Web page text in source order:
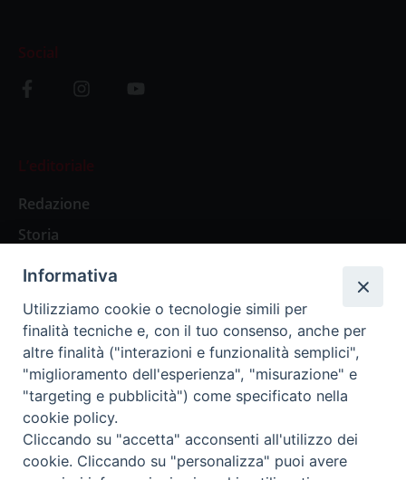
Social
L’editoriale
Redazione
Storia
Abbonamenti
Abbonamento Annuale Digitale
Abbonamento Annuale Cartaceo
Abbonamento Singola Copia Digitale
Informativa
Utilizziamo cookie o tecnologie simili per
finalità tecniche e, con il tuo consenso, anche per
altre finalità ("interazioni e funzionalità semplici",
"miglioramento dell'esperienza", "misurazione" e
"targeting e pubblicità") come specificato nella
cookie policy.
Cliccando su "accetta" acconsenti all'utilizzo dei
cookie. Cliccando su "personalizza" puoi avere